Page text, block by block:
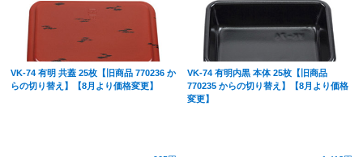
VK-74 有明 共蓋 25枚【旧商品 770236 か
らの切り替え】【8月より価格変更】
VK-74 有明内黒 本体 25枚【旧商品
770235 からの切り替え】【8月より価格
変更】